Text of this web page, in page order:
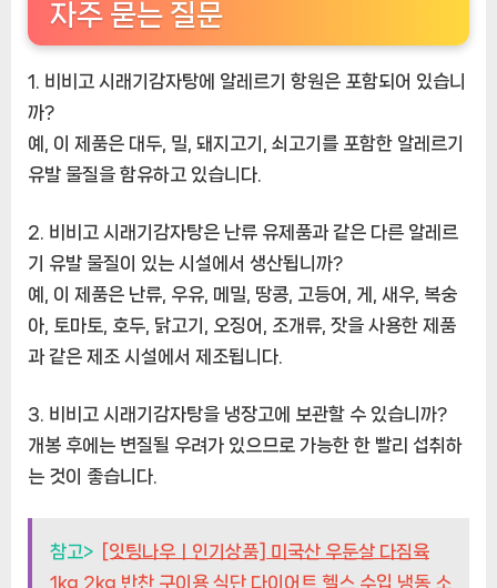
자주 묻는 질문
1. 비비고 시래기감자탕에 알레르기 항원은 포함되어 있습니
까?
예, 이 제품은 대두, 밀, 돼지고기, 쇠고기를 포함한 알레르기
유발 물질을 함유하고 있습니다.
2. 비비고 시래기감자탕은 난류 유제품과 같은 다른 알레르
기 유발 물질이 있는 시설에서 생산됩니까?
예, 이 제품은 난류, 우유, 메밀, 땅콩, 고등어, 게, 새우, 복숭
아, 토마토, 호두, 닭고기, 오징어, 조개류, 잣을 사용한 제품
과 같은 제조 시설에서 제조됩니다.
3. 비비고 시래기감자탕을 냉장고에 보관할 수 있습니까?
개봉 후에는 변질될 우려가 있으므로 가능한 한 빨리 섭취하
는 것이 좋습니다.
참고> [잇팅나우ㅣ인기상품] 미국산 우둔살 다짐육
1kg 2kg 반찬 구이용 식단 다이어트 헬스 수입 냉동 소